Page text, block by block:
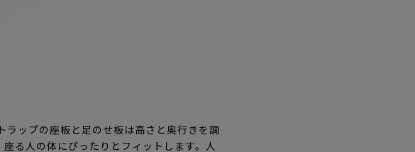
ラップの座板と足のせ板は高さと奥行きを調
る人の体にぴったりとフィットします。人